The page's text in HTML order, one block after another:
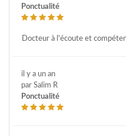
Ponctualité
Docteur à l'écoute et
il y a un an
par Salim R
Ponctualité